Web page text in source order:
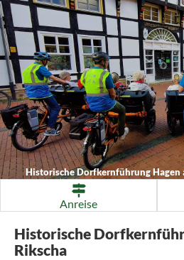
Historische Dorfkernführung Hagen
Anreise
Historische
Rikscha